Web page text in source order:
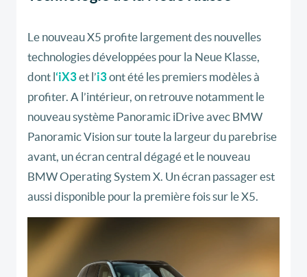
Le nouveau X5 profite largement des nouvelles
technologies développées pour la Neue Klasse,
dont l ‘iX3et l’i3ont été les premiers modèles à
profiter. A l’intérieur, on retrouve notamment le
nouveau système Panoramic iDrive avec BMW
Panoramic Vision sur toute la largeur du parebrise
avant, un écran central dégagé et le nouveau
BMW Operating System X. Un écran passager est
aussi disponible pour la première fois sur le X5.